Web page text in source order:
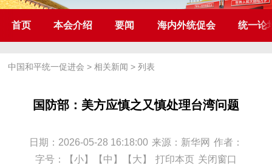
首页 本会介绍 要闻 海内外统促会 统一论
中国和平统一促进会 >相关新闻 > 列表
国防部：美方应慎之又慎处理台湾问题
日期：2026-05-28 16:18:00 来源：新华网 作者：
字号：
【小】 【中】 【大】 打印本页 关闭窗口